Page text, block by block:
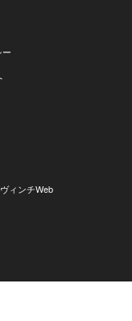
ィンチWeb